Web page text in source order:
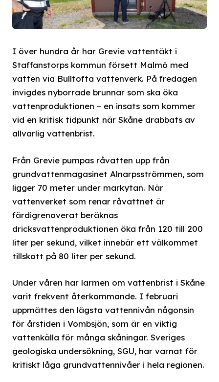
I över hundra år har Grevie vattentäkt i
Staffanstorps kommun försett Malmö med
vatten via Bulltofta vattenverk. På fredagen
invigdes nyborrade brunnar som ska öka
vattenproduktionen – en insats som kommer
vid en kritisk tidpunkt när Skåne drabbats av
allvarlig vattenbrist.
Från Grevie pumpas råvatten upp från
grundvattenmagasinet Alnarpsströmmen, som
ligger 70 meter under markytan. När
vattenverket som renar råvattnet är
färdigrenoverat beräknas
dricksvattenproduktionen öka från 120 till 200
liter per sekund, vilket innebär ett välkommet
tillskott på 80 liter per sekund.
Under våren har larmen om vattenbrist i Skåne
varit frekvent återkommande. I februari
uppmättes den lägsta vattennivån någonsin
för årstiden i Vombsjön, som är en viktig
vattenkälla för många skåningar. Sveriges
geologiska undersökning, SGU, har varnat för
kritiskt låga grundvattennivåer i hela regionen.